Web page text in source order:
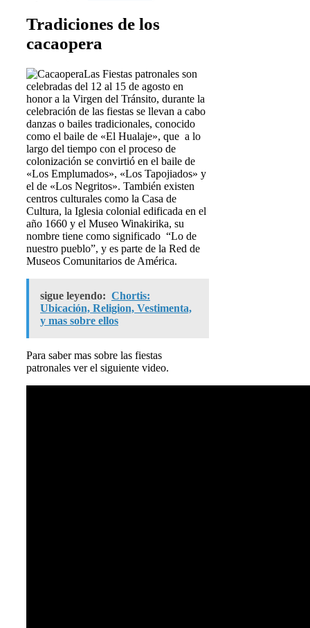
Tradiciones de los
cacaopera
Las Fiestas patronales son
celebradas del 12 al 15 de agosto en
honor a la Virgen del Tránsito, durante la
celebración de las fiestas se llevan a cabo
danzas o bailes tradicionales, conocido
como el baile de «El Hualaje», que a lo
largo del tiempo con el proceso de
colonización se convirtió en el baile de
«Los Emplumados», «Los Tapojiados» y
el de «Los Negritos». También existen
centros culturales como la Casa de
Cultura, la Iglesia colonial edificada en el
año 1660 y el Museo Winakirika, su
nombre tiene como significado “Lo de
nuestro pueblo”, y es parte de la Red de
Museos Comunitarios de América.
sigue leyendo: Chortis:
Ubicación, Religion, Vestimenta,
y mas sobre ellos
Para saber mas sobre las fiestas
patronales ver el siguiente video.